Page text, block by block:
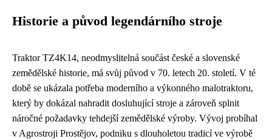
Historie a původ legendárního stroje
Traktor TZ4K14, neodmyslitelná součást české a slovenské
zemědělské historie, má svůj původ v 70. letech 20. století. V té
době se ukázala potřeba moderního a výkonného malotraktoru,
který by dokázal nahradit dosluhující stroje a zároveň splnit
náročné požadavky tehdejší zemědělské výroby. Vývoj probíhal
v Agrostroji Prostějov, podniku s dlouholetou tradicí ve výrobě